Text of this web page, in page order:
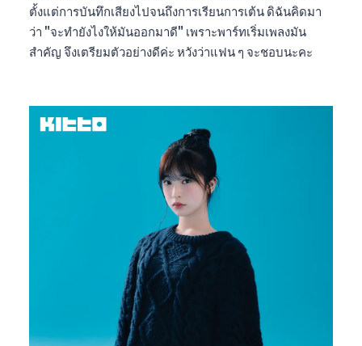
ตั้งแต่การบันทึกเสียงไปจนถึงการเรียนการเต้น ดิฉันคิดมา
ว่า "จะทำยังไงให้มันออกมาดี" เพราะพาร์ทเริ่มเพลงมัน
สำคัญ จึงเตรียมตัวอย่างดีค่ะ หวังว่าแฟน ๆ จะชอบนะคะ